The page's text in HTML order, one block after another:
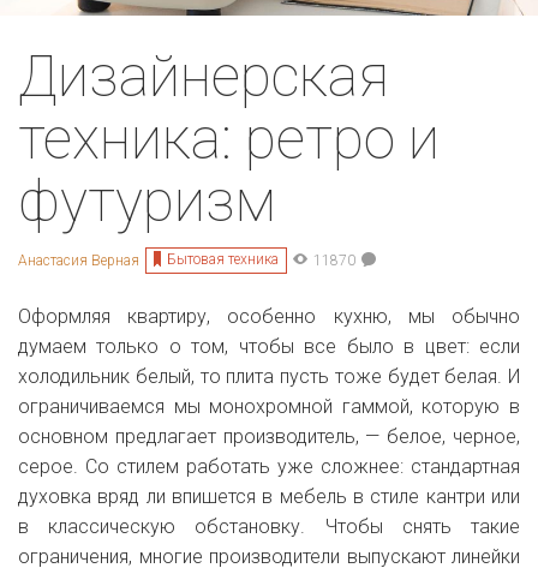
Дизайнерская
техника: ретро и
футуризм
Анастасия Верная Бытовая техника 11870
Оформляя квартиру, особенно кухню, мы обычно
думаем только о том, чтобы все было в цвет: если
холодильник белый, то плита пусть тоже будет белая. И
ограничиваемся мы монохромной гаммой, которую в
основном предлагает производитель, — белое, черное,
серое. Со стилем работать уже сложнее: стандартная
духовка вряд ли впишется в мебель в стиле кантри или
в классическую обстановку. Чтобы снять такие
ограничения, многие производители выпускают линейки